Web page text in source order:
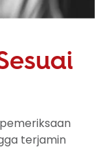
terjamin